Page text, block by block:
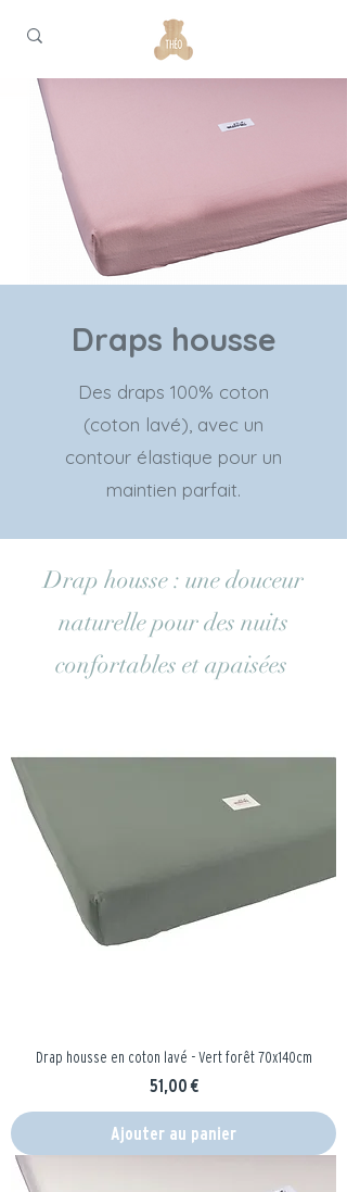
Draps housse
Des draps 100% coton
(coton lavé), avec un
contour élastique pour un
maintien parfait.
Drap housse : une douceur
naturelle pour des nuits
confortables et apaisées
Drap housse en coton lavé - Vert forêt 70x140cm
Prix
51,00 €
Ajouter au panier